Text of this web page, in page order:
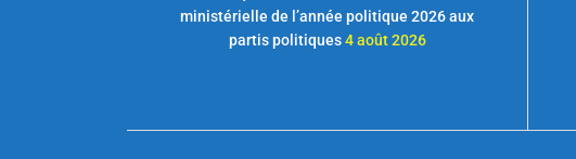
ministérielle de l’année politique 2026 aux
partis politiques 4 août 2026